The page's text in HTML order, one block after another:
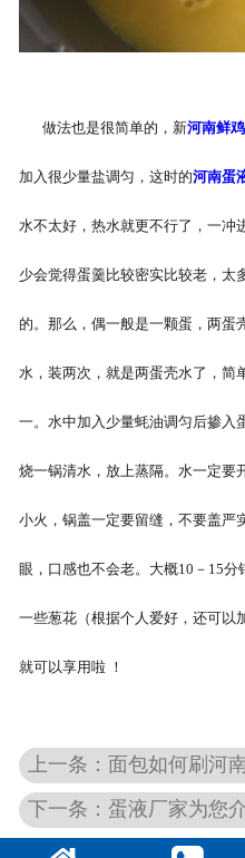
做法也是很简单的，新河南鲜
加入很少量盐调匀，这时的河南蛋
水不太好，热水就更不行了，一冲
少会觉得蛋羹比较密实比较老，太
的。那么，偶一般是一颗蛋，两蛋
水，装两次，就是两蛋壳水了，简
一。水中加入少量蚝油调匀后掺入
烧一锅清水，放上蒸隔。水一定要
小火，锅盖一定要留缝，不要盖严
眼，口感也不会老。大概10－15
一些葱花（根据个人爱好，还可以
就可以享用啦 ！
上一条：面包如何刷河
下一条：蛋液厂家为您